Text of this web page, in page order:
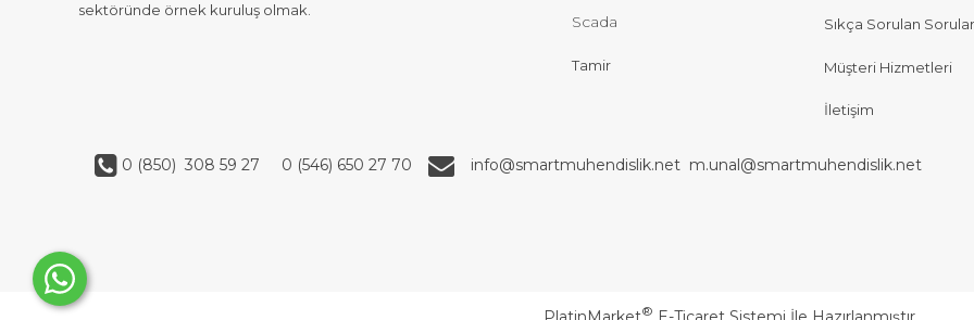
sektöründe örnek kuruluş olmak.
Scada
Tamir
Sıkça Sorulan Sorular
Müşteri Hizmetleri
İletişim
0 (850) 308 59 27 0 (546) 650 27 70 info@smartmuhendislik.net m.unal@smartmuhendislik.net
®